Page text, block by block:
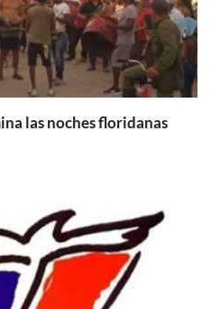
las noches floridanas